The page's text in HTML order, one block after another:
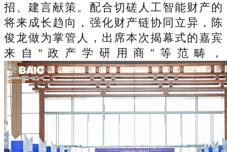
招、建言献策。配合切磋人工智能财产的
将来成长趋向，强化财产链协同立异，陈
俊龙做为掌管人，出席本次揭幕式的嘉宾
来自“政产学研用商”等范畴，